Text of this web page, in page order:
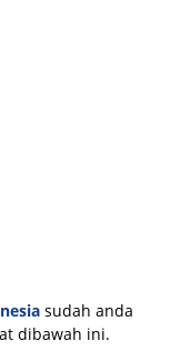
sudah anda
dibawah ini.